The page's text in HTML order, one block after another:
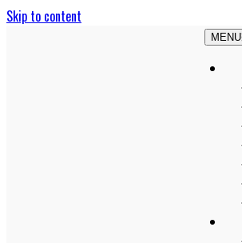
Skip to content
MENU